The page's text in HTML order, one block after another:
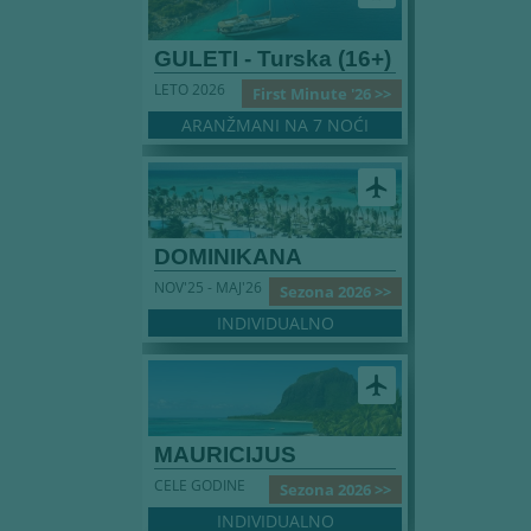
GULETI - Turska (16+)
First Minute '26 >>
LETO 2026
ARANŽMANI NA 7 NOĆI
airplanemode_active
DOMINIKANA
Sezona 2026 >>
NOV'25 - MAJ'26
INDIVIDUALNO
airplanemode_active
MAURICIJUS
Sezona 2026 >>
CELE GODINE
INDIVIDUALNO